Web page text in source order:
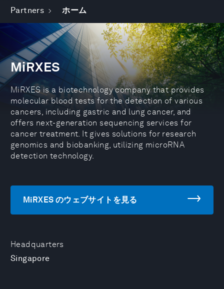
Partners ホーム
Headquarters
Singapore
MiRXES
MiRXES is a biotechnology company that provides
molecular blood tests for the detection of various
cancers, including gastric and lung cancer, and
offers next-generation sequencing services for
cancer treatment. It gives solutions for research
genomics and biobanking, utilizing microRNA
detection technology.
MiRXES のウェブサイトを見る